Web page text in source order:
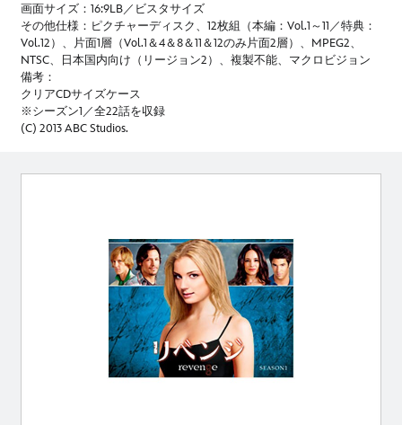
画面サイズ：16:9LB／ビスタサイズ
その他仕様：ピクチャーディスク、12枚組（本編：Vol.1～11／特典：
Vol.12）、片面1層（Vol.1＆4＆8＆11＆12のみ片面2層）、MPEG2、
NTSC、日本国内向け（リージョン2）、複製不能、マクロビジョン
備考：
クリアCDサイズケース
※シーズン1／全22話を収録
(C) 2013 ABC Studios.